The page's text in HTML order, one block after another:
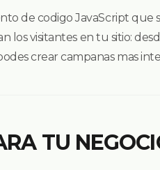
de codigo JavaScript que
los visitantes en tu sitio:
crear campanas mas
TU